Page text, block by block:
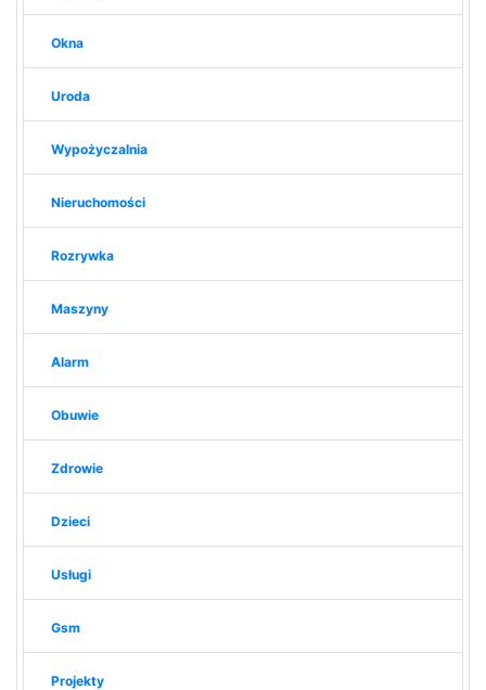
Okna
Uroda
Wypożyczalnia
Nieruchomości
Rozrywka
Maszyny
Alarm
Obuwie
Zdrowie
Dzieci
Usługi
Gsm
Projekty